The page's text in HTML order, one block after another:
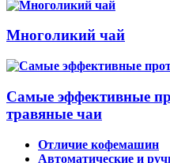
Многоликий чай
Самые эффективные
травяные чаи
Отличие кофемашин
Автоматические и